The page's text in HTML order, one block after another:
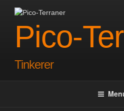
contentPico-
Tinkerer